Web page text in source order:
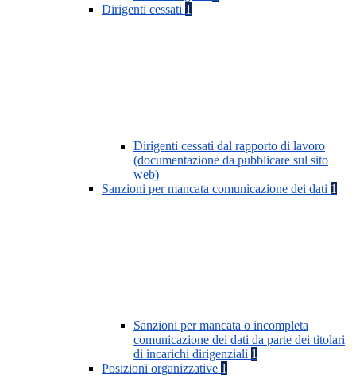
Dirigenti cessati 1
Dirigenti cessati dal rapporto di lavoro
(documentazione da pubblicare sul sito
web)
Sanzioni per mancata comunicazione dei dati 1
Sanzioni per mancata o incompleta
comunicazione dei dati da parte dei titolari
di incarichi dirigenziali 1
Posizioni organizzative 1